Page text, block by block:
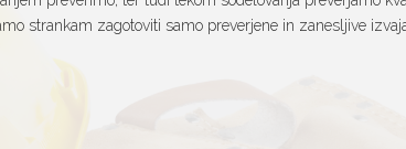
strankam zagotoviti samo preverjene in zanesljive